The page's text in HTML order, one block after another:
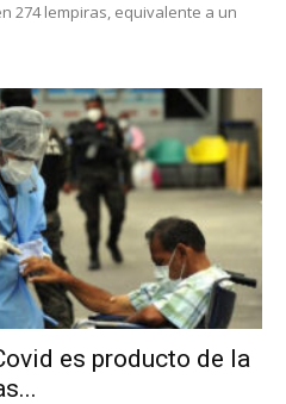
274 lempiras, equivalente a un
es producto de la